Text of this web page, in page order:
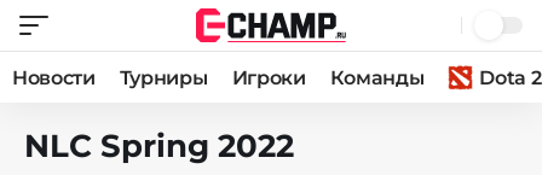
Новости Турниры Игроки Команды Dota 2
NLC Spring 2022